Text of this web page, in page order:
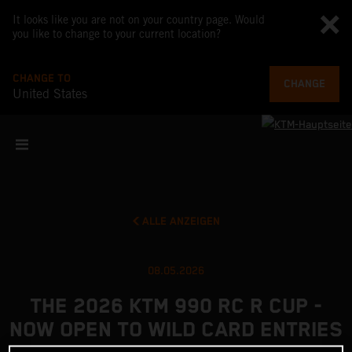
It looks like you are not on your country page. Would
you like to change to your current location?
CHANGE TO
United States
CHANGE
ALLE ANZEIGEN
08.05.2026
THE 2026 KTM 990 RC R CUP -
NOW OPEN TO WILD CARD ENTRIES